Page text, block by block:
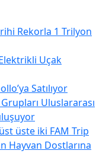
Rekorla 1 Trilyon
Uçak
Satılıyor
Uluslararası
üste iki FAM Trip
Hayvan Dostlarına